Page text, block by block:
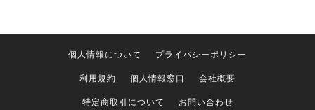
個人情報について
プライバシーポリシー
利用規約
個人情報窓口
会社概要
特定商取引について
お問い合わせ